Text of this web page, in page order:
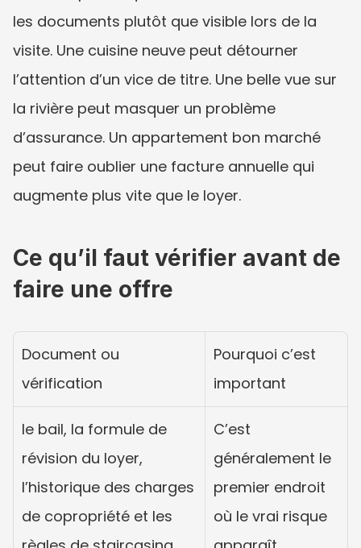
les documents plutôt que visible lors de la
visite. Une cuisine neuve peut détourner
l’attention d’un vice de titre. Une belle vue sur
la rivière peut masquer un problème
d’assurance. Un appartement bon marché
peut faire oublier une facture annuelle qui
augmente plus vite que le loyer.
Ce qu’il faut vérifier avant de
faire une offre
Document ou
vérification
Pourquoi c’est
important
le bail, la formule de
révision du loyer,
l’historique des charges
de copropriété et les
C’est
généralement le
premier endroit
où le vrai risque